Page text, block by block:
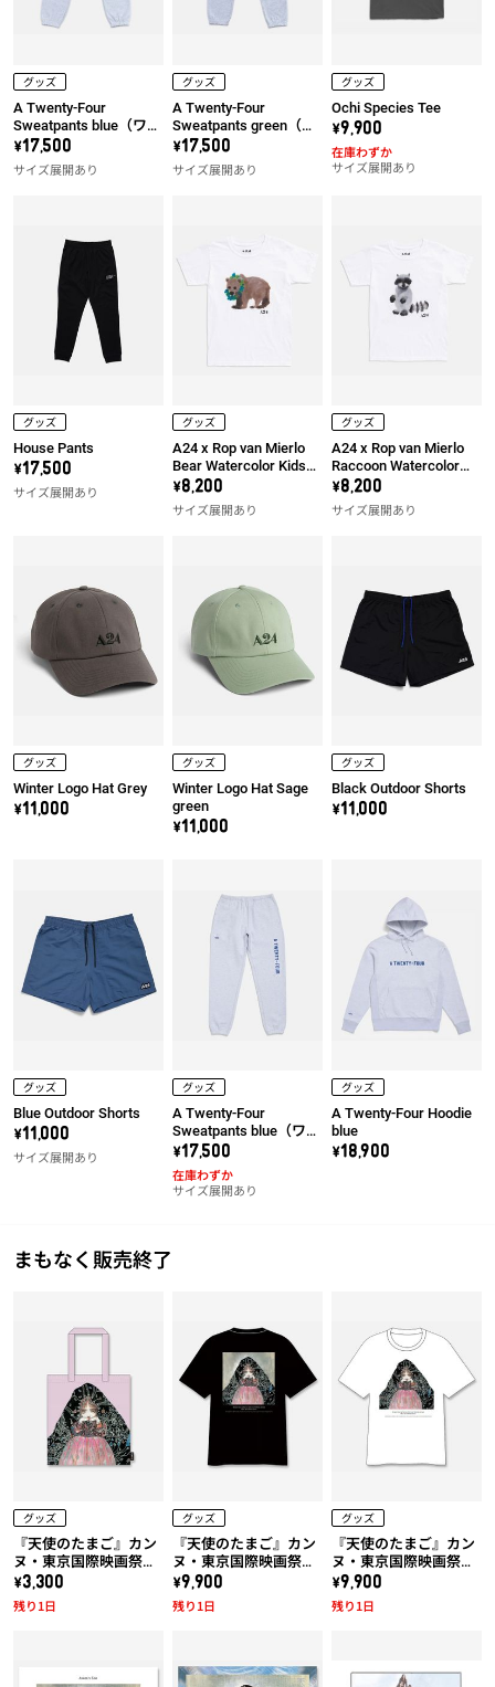
グッズ
A Twenty-Four
Sweatpants blue（ワッ
ペン左）
\17,500
サイズ展開あり
グッズ
A Twenty-Four
Sweatpants green（ワ
ッペン左）
\17,500
サイズ展開あり
グッズ
Ochi Species Tee
\9,900
サイズ展開あり
在庫わずか
グッズ
House Pants
\17,500
サイズ展開あり
グッズ
A24 x Rop van Mierlo
Bear Watercolor Kids
Tee
\8,200
サイズ展開あり
グッズ
A24 x Rop van Mierlo
Raccoon Watercolor
Kids Tee
\8,200
サイズ展開あり
グッズ
Winter Logo Hat Grey
\11,000
グッズ
Winter Logo Hat Sage
green
\11,000
グッズ
Black Outdoor Shorts
\11,000
グッズ
Blue Outdoor Shorts
\11,000
サイズ展開あり
グッズ
A Twenty-Four
Sweatpants blue（ワッ
ペン右）
\17,500
サイズ展開あり
在庫わずか
グッズ
A Twenty-Four Hoodie
blue
\18,900
まもなく販売終了
グッズ
『天使のたまご』カン
ヌ・東京国際映画祭上
映作品!! 天使のたまご
「水に棲む」トートバ
ッグ
\3,300
残り1日
グッズ
『天使のたまご』カン
ヌ・東京国際映画祭上
映作品!! 天使のたまご
「水に棲む」x 久米繊
維コラボTシャツ (黒)
\9,900
残り1日
グッズ
『天使のたまご』カン
ヌ・東京国際映画祭上
映作品!! 天使のたまご
「水に棲む」x 久米繊
維コラボTシャツ (白)
\9,900
残り1日